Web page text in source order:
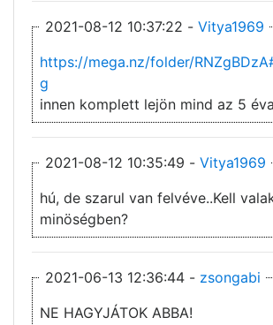
2021-08-12 10:37:22 - Vitya1969
https://mega.nz/folder/
g
innen komplett lejön mind az 5
2021-08-12 10:35:49 - Vitya1969
hú, de szarul van felvéve..Kell
minöségben?
2021-06-13 12:36:44 - zsongabi
NE HAGYJÁTOK ABBA!